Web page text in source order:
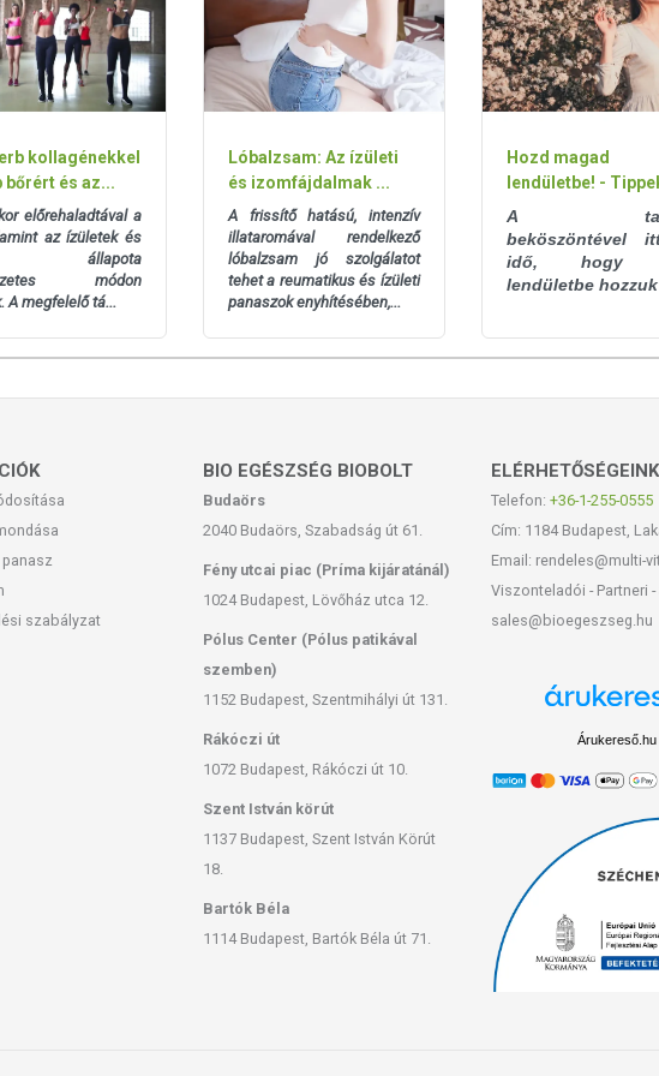
Az első felbontást követően 6 hónapon
gyógyít betegségeket. A termék nem az orvosi
beszélje meg kezelőorvosával! Kerülni
ne lépje túl! Ne használja irritált vagy sérült
bármelyikére érzékeny vagy allergiás! Ha
kollagénekkel
bőrért és az...
előrehaladtával a
az ízületek és
állapota
módon
A megfelelő tá...
Lóbalzsam: Az ízületi
és izomfájdalmak ...
A frissítő hatású, intenzív
illataromával rendelkező
lóbalzsam jó szolgálatot
tehet a reumatikus és ízületi
panaszok enyhítésében,...
Hozd magad
lendületbe! -
A
beköszöntével
idő, hogy
lendületbe hozzuk
szabályzat
BIO EGÉSZSÉG BIOBOLT
Budaörs
2040 Budaörs, Szabadság út 61.
Fény utcai piac (Príma kijáratánál)
1024 Budapest, Lövőház utca 12.
Pólus Center (Pólus patikával
szemben)
1152 Budapest, Szentmihályi út 131.
Rákóczi út
1072 Budapest, Rákóczi út 10.
Szent István körút
1137 Budapest, Szent István Körút
18.
Bartók Béla
1114 Budapest, Bartók Béla út 71.
ELÉRHETŐSÉGEINK
Telefon: +36-1-255-0555
Cím: 1184 Budapest,
Email: rendeles@multi-
Viszonteladói - Partneri -
sales@bioegeszseg.hu
Árukereső.hu